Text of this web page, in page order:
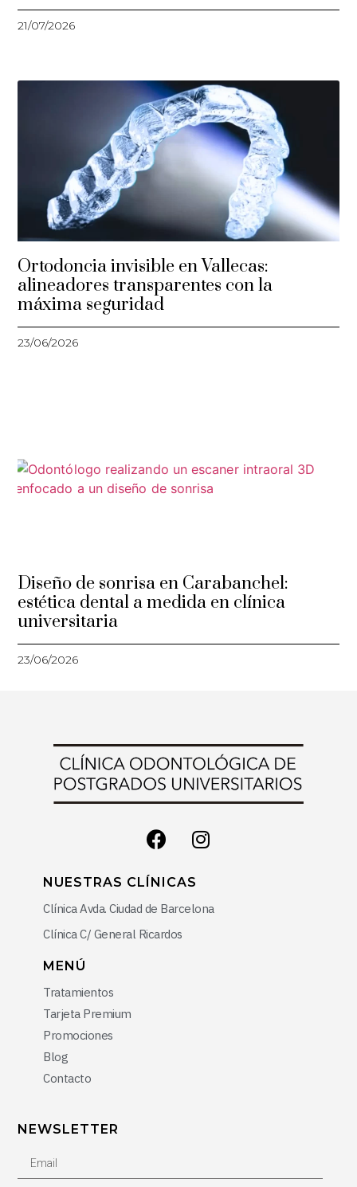
21/07/2026
Ortodoncia invisible en Vallecas:
alineadores transparentes con la
máxima seguridad
23/06/2026
Diseño de sonrisa en Carabanchel:
estética dental a medida en clínica
universitaria
23/06/2026
NUESTRAS CLÍNICAS
Clínica Avda. Ciudad de Barcelona
Clínica C/ General Ricardos
MENÚ
Tratamientos
Tarjeta Premium
Promociones
Blog
Contacto
NEWSLETTER